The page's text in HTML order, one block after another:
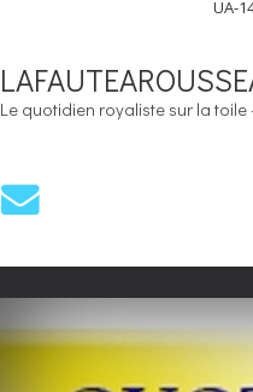
UA-
Le quotidien royaliste sur la toile